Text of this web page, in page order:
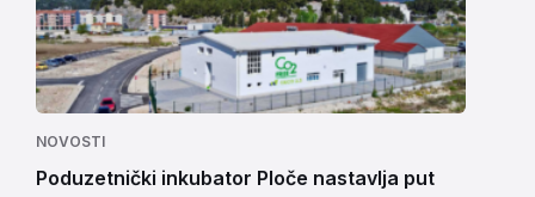
NOVOSTI
Poduzetnički inkubator Ploče nastavlja put